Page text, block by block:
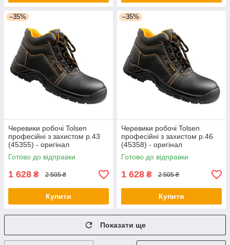
–35%
Черевики робочі Tolsen
професійні з захистом р.43
(45355) - оригінал
Готово до відправки
1 628 ₴ 2 505 ₴
Купити
–35%
Черевики робочі Tolsen
професійні з захистом р.46
(45358) - оригінал
Готово до відправки
1 628 ₴ 2 505 ₴
Купити
Показати ще